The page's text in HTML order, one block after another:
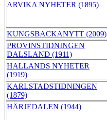
ARVIKA NYHETER (1895)
KUNGSBACKANYTT (2009)
PROVINSTIDNINGEN
DALSLAND (1911)
HALLANDS NYHETER
(1919)
KARLSTADSTIDNINGEN
(1879)
HÄRJEDALEN (1944)